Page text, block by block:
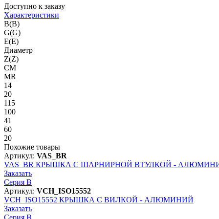
Доступно к заказу
Характеристики
B(B)
G(G)
E(E)
Диаметр
Z(Z)
CM
MR
14
20
115
100
41
60
20
Похожие товары
Артикул: VAS_BR
VAS_BR КРЫШКА С ШАРНИРНОЙ ВТУЛКОЙ -
Заказать
Серия B
Артикул: VCH_ISO15552
VCH_ISO15552 КРЫШКА С ВИЛКОЙ - АЛЮМИНИЙ
Заказать
Серия B